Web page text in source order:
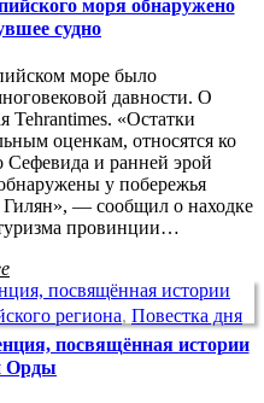
моря обнаружено
судно
море было
давности. О
Tehrantimes. «Остатки
оценкам, относятся ко
Сефевида и ранней эрой
у побережья
— сообщил о находке
туризма провинции…
региона, Повестка дня
посвящённая истории
Орды